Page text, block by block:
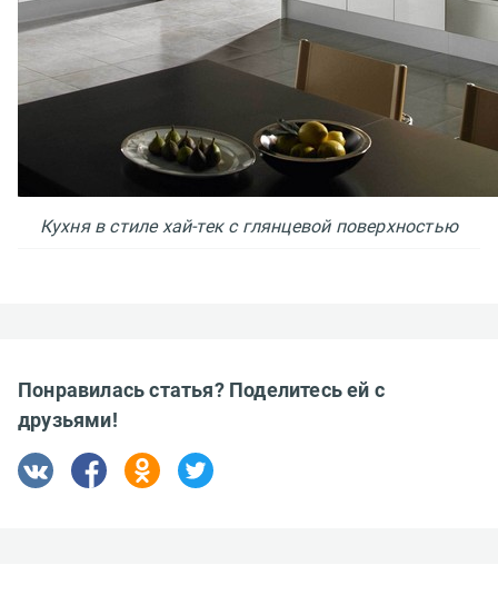
Кухня в стиле хай-тек с глянцевой поверхностью
Понравилась статья? Поделитесь ей с
друзьями!